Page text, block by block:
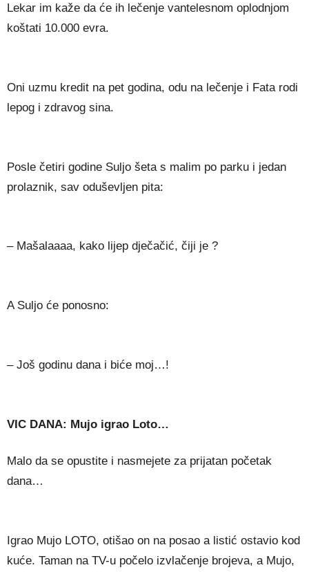
Lekar im kaže da će ih lečenje vantelesnom oplodnjom
koštati 10.000 evra.
Oni uzmu kredit na pet godina, odu na lečenje i Fata rodi
lepog i zdravog sina.
Posle četiri godine Suljo šeta s malim po parku i jedan
prolaznik, sav oduševljen pita:
– Mašalaaaa, kako lijep dječačić, čiji je ?
A Suljo će ponosno:
– Još godinu dana i biće moj…!
VIC DANA: Mujo igrao Loto…
Malo da se opustite i nasmejete za prijatan početak
dana…
Igrao Mujo LOTO, otišao on na posao a listić ostavio kod
kuće. Taman na TV-u počelo izvlačenje brojeva, a Mujo,